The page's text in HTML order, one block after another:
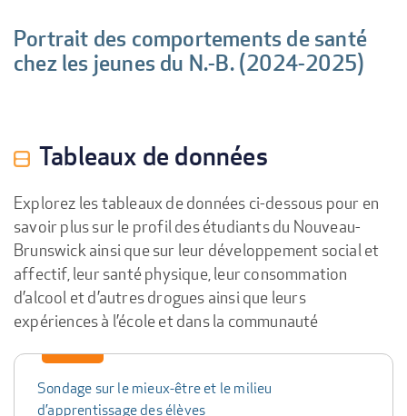
Portrait des comportements de santé
chez les jeunes du N.-B. (2024-2025)
Tableaux de données
Explorez les tableaux de données ci-dessous pour en
savoir plus sur le profil des étudiants du Nouveau-
Brunswick ainsi que sur leur développement social et
affectif, leur santé physique, leur consommation
d’alcool et d’autres drogues ainsi que leurs
expériences à l’école et dans la communauté
Data
table
Sondage sur le mieux-être et le milieu
d’apprentissage des élèves